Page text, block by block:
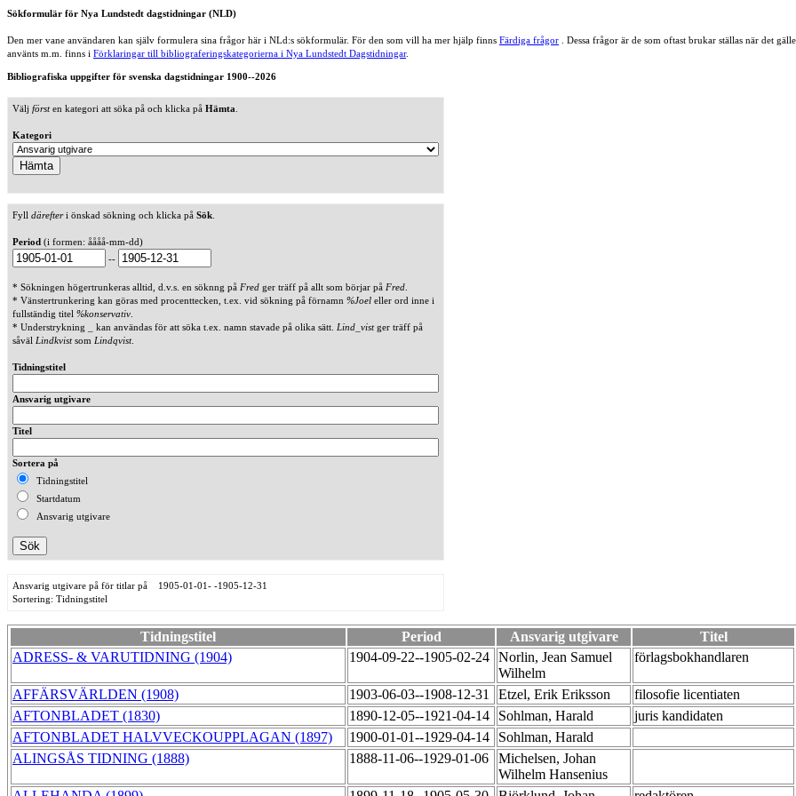
Sökformulär för Nya Lundstedt dagstidningar (NLD)
Den mer vane användaren kan själv formulera sina frågor här i NLd:s sökformulär. För den som vill ha mer hjälp finns Färdiga frågor . Dessa frågor är de som oftast brukar ställas när det
använts m.m. finns i Förklaringar till bibliograferingskategorierna i Nya Lundstedt Dagstidningar.
Bibliografiska uppgifter för svenska dagstidningar 1900--2026
Välj försten kategori att söka på och klicka på Hämta
Kategori
Fyll därefteri önskad sökning och klicka på Sök
Period (i formen: åååå-mm-dd)
--
* Sökningen högertrunkeras alltid, d.v.s. en söknng på Fred ger träff på allt som börjar på Fred
* Vänstertrunkering kan göras med procenttecken, t.ex. vid sökning på förnamn %Joel eller ord inne i
fullständig titel %konservativ
* Understrykning _ kan användas för att söka t.ex. namn stavade på olika sätt. Lind_vistger träff på
såväl Lindkvistsom Lindqvist.
Tidningstitel
Ansvarig utgivare
Titel
Sortera på
Tidningstitel
Startdatum
Ansvarig utgivare
Ansvarig utgivare på för titlar på 1905-01-01- -1905-12-31
Sortering: Tidningstitel
Tidningstitel Period Ansvarig utgivare Titel
ADRESS- & VARUTIDNING (1904) 1904-09-22--1905-02-24 Norlin, Jean Samuel
Wilhelm
förlagsbokhandlaren
AFFÄRSVÄRLDEN (1908) 1903-06-03--1908-12-31 Etzel, Erik Eriksson filosofie licentiaten
AFTONBLADET (1830) 1890-12-05--1921-04-14 Sohlman, Harald juris kandidaten
AFTONBLADET HALVVECKOUPPLAGAN (1897) 1900-01-01--1929-04-14 Sohlman, Harald
ALINGSÅS TIDNING (1888) 1888-11-06--1929-01-06
Michelsen, Johan
Wilhelm Hansenius